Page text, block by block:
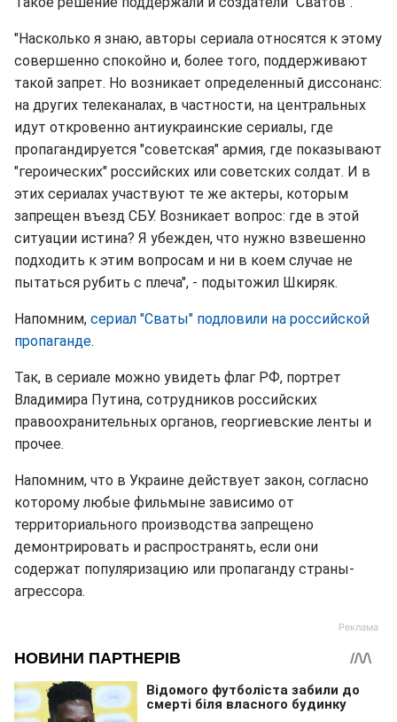
"Насколько я знаю, авторы сериала относятся к этому
совершенно спокойно и, более того, поддерживают
такой запрет. Но возникает определенный диссонанс:
на других телеканалах, в частности, на центральных
идут откровенно антиукраинские сериалы, где
пропагандируется "советская" армия, где показывают
"героических" российских или советских солдат. И в
этих сериалах участвуют те же актеры, которым
запрещен въезд СБУ. Возникает вопрос: где в этой
ситуации истина? Я убежден, что нужно взвешенно
подходить к этим вопросам и ни в коем случае не
пытаться рубить с плеча", - подытожил Шкиряк.
Напомним, сериал "Сваты" подловили на российской
пропаганде.
Так, в сериале можно увидеть флаг РФ, портрет
Владимира Путина, сотрудников российских
правоохранительных органов, георгиевские ленты и
прочее.
Напомним, что в Украине действует закон, согласно
которому любые фильмыне зависимо от
территориального производства запрещено
демонтрировать и распространять, если они
содержат популяризацию или пропаганду страны-
агрессора.